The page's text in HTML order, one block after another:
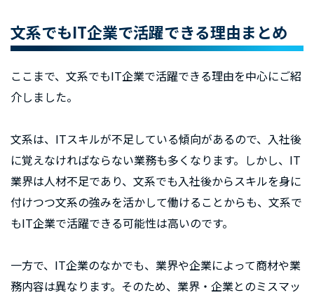
文系でもIT企業で活躍できる理由まとめ
ここまで、文系でもIT企業で活躍できる理由を中心にご紹
介しました。
文系は、ITスキルが不足している傾向があるので、入社後
に覚えなければならない業務も多くなります。しかし、IT
業界は人材不足であり、文系でも入社後からスキルを身に
付けつつ文系の強みを活かして働けることからも、文系で
もIT企業で活躍できる可能性は高いのです。
一方で、IT企業のなかでも、業界や企業によって商材や業
務内容は異なります。そのため、業界・企業とのミスマッ